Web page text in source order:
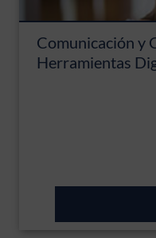
Comunicación y
Herramientas